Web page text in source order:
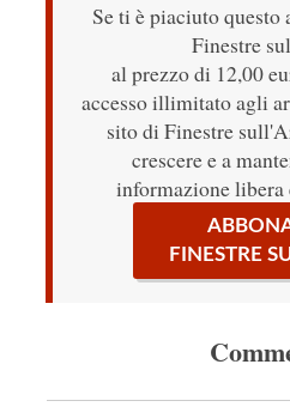
Se ti è piaciuto
Finestre
al prezzo di 12,00
accesso illimitato agli
sito di Finestre
crescere e a
informazione libera
FINESTRE